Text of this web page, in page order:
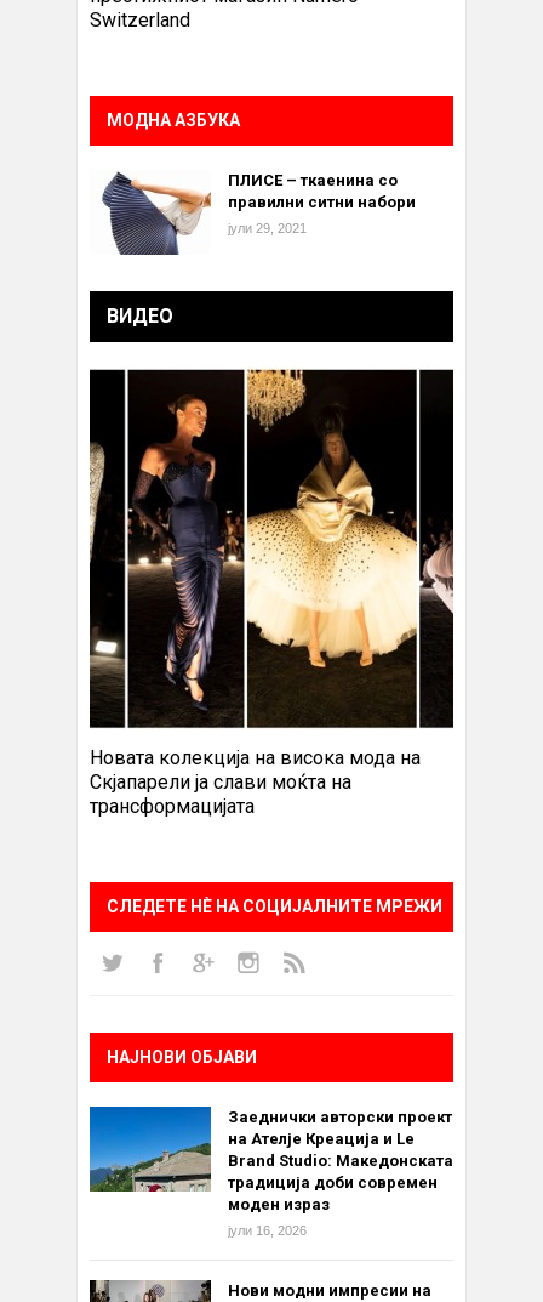
Switzerland
МОДНА АЗБУКА
ПЛИСЕ – ткаенина со
правилни ситни набори
јули 29, 2021
ВИДЕО
Новата колекција на висока мода на
Скјапарели ја слави моќта на
трансформацијата
СЛЕДЕТЕ НÈ НА СОЦИЈАЛНИТЕ МРЕЖИ
НАЈНОВИ ОБЈАВИ
Заеднички авторски проект
на Ателје Креација и Le
Brand Studio: Македонската
традиција доби современ
моден израз
јули 16, 2026
Нови модни импресии на